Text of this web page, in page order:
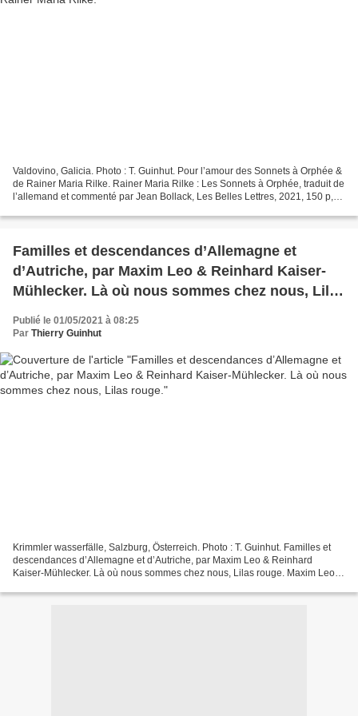
Valdovino, Galicia. Photo : T. Guinhut. Pour l’amour des Sonnets à Orphée &
de Rainer Maria Rilke. Rainer Maria Rilke : Les Sonnets à Orphée, traduit de
l’allemand et commenté par Jean Bollack, Les Belles Lettres, 2021, 150 p,
Familles et descendances d’Allemagne et
d’Autriche, par Maxim Leo & Reinhard Kaiser-
Mühlecker. Là où nous sommes chez nous, Lilas
rouge.
Publié le 01/05/2021 à 08:25
Par Thierry Guinhut
Krimmler wasserfälle, Salzburg, Österreich. Photo : T. Guinhut. Familles et
descendances d’Allemagne et d’Autriche, par Maxim Leo & Reinhard
Kaiser-Mühlecker. Là où nous sommes chez nous, Lilas rouge. Maxim Leo :